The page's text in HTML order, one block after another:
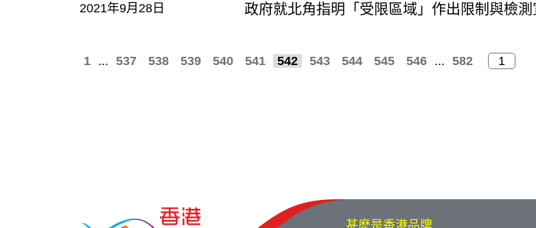
2021年9月28日 政府就北角指明「受限區域」作出限制與檢
1 ... 537 538 539 540 541 542 543 544 545 546 ... 582